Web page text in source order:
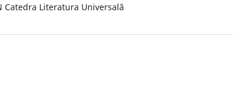
Catedra Literatura Universală